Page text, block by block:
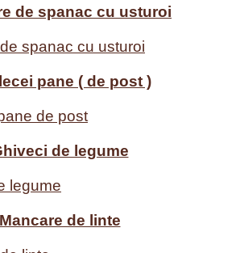
de spanac cu usturoi
pane ( de post )
de legume
Mancare de linte